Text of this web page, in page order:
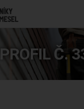
PROFIL Č.